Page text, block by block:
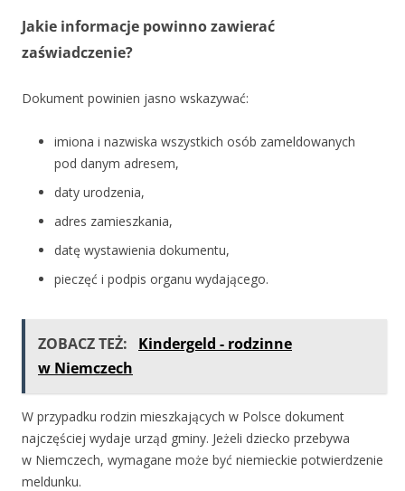
Jakie informacje powinno zawierać
zaświadczenie?
Dokument powinien jasno wskazywać:
imiona i nazwiska wszystkich osób zameldowanych
pod danym adresem,
daty urodzenia,
adres zamieszkania,
datę wystawienia dokumentu,
pieczęć i podpis organu wydającego.
ZOBACZ TEŻ:
Kindergeld - rodzinne
w Niemczech
W przypadku rodzin mieszkających w Polsce dokument
najczęściej wydaje urząd gminy. Jeżeli dziecko przebywa
w Niemczech, wymagane może być niemieckie potwierdzenie
meldunku.